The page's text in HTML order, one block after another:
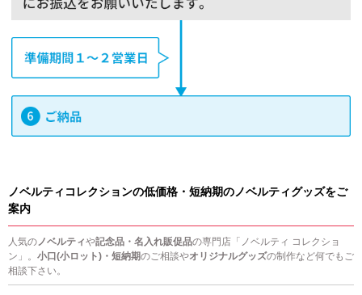
ノベルティコレクションの低価格・短納期のノベルティグッズをご
案内
人気のノベルティや記念品・名入れ販促品の専門店「ノベルティ コレクショ
ン」。 小口(小ロット)・短納期のご相談やオリジナルグッズの制作など何でもご
相談下さい。